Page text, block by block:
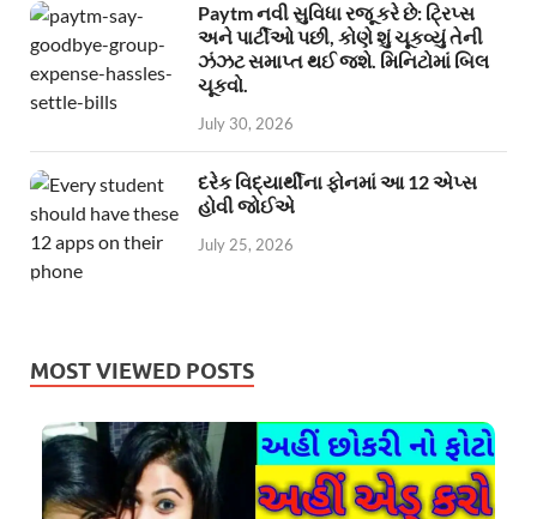
Paytm નવી સુવિધા રજૂ કરે છે: ટ્રિપ્સ
અને પાર્ટીઓ પછી, કોણે શું ચૂકવ્યું તેની
ઝંઝટ સમાપ્ત થઈ જશે. મિનિટોમાં બિલ
ચૂકવો.
July 30, 2026
દરેક વિદ્યાર્થીના ફોનમાં આ 12 એપ્સ
હોવી જોઈએ
July 25, 2026
MOST VIEWED POSTS